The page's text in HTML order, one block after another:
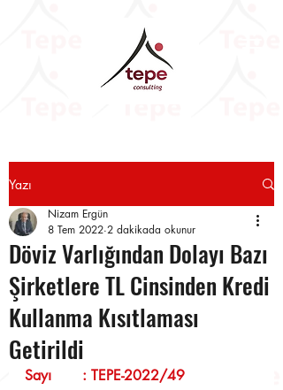
Yazı
Döviz Varlığından Dolayı Bazı
Şirketlere TL Cinsinden Kredi
Kullanma Kısıtlaması
Getirildi
Nizam Ergün
8 Tem 2022 2 dakikada okunur
Sayı       : TEPE-2022/49